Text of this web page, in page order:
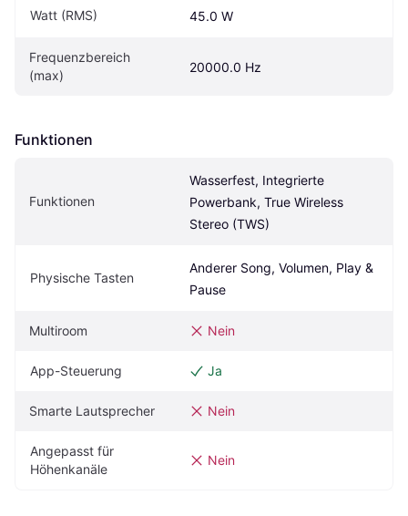
Watt (RMS) 45.0 W
Frequenzbereich
(max)
20000.0 Hz
Funktionen
Funktionen
Wasserfest, Integrierte
Powerbank, True Wireless
Stereo (TWS)
Physische Tasten
Anderer Song, Volumen, Play &
Pause
Multiroom Nein
App-Steuerung Ja
Smarte Lautsprecher Nein
Angepasst für
Höhenkanäle
Nein